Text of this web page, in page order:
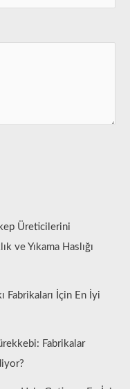
Üreticilerini
ve Yıkama Haslığı
Fabrikaları İçin En İyi
Fabrikalar